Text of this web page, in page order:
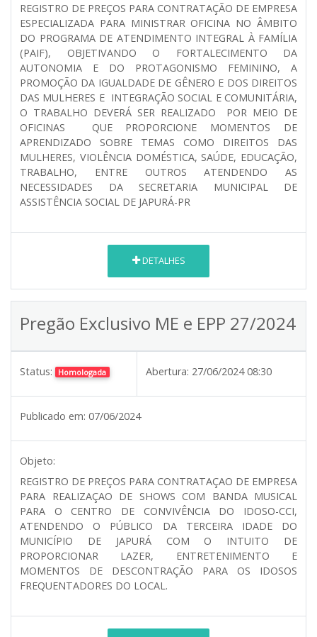
REGISTRO DE PREÇOS PARA CONTRATAÇÃO DE EMPRESA
ESPECIALIZADA PARA MINISTRAR OFICINA NO ÂMBITO
DO PROGRAMA DE ATENDIMENTO INTEGRAL À FAMÍLIA
(PAIF), OBJETIVANDO O FORTALECIMENTO DA
AUTONOMIA E DO PROTAGONISMO FEMININO, A
PROMOÇÃO DA IGUALDADE DE GÊNERO E DOS DIREITOS
DAS MULHERES E INTEGRAÇÃO SOCIAL E COMUNITÁRIA,
O TRABALHO DEVERÁ SER REALIZADO POR MEIO DE
OFICINAS QUE PROPORCIONE MOMENTOS DE
APRENDIZADO SOBRE TEMAS COMO DIREITOS DAS
MULHERES, VIOLÊNCIA DOMÉSTICA, SAÚDE, EDUCAÇÃO,
TRABALHO, ENTRE OUTROS ATENDENDO AS
NECESSIDADES DA SECRETARIA MUNICIPAL DE
ASSISTÊNCIA SOCIAL DE JAPURÁ-PR
DETALHES
Pregão Exclusivo ME e EPP 27/2024
Status: Homologada Abertura: 27/06/2024 08:30
Publicado em: 07/06/2024
Objeto:
REGISTRO DE PREÇOS PARA CONTRATAÇAO DE EMPRESA
PARA REALIZAÇAO DE SHOWS COM BANDA MUSICAL
PARA O CENTRO DE CONVIVÊNCIA DO IDOSO-CCI,
ATENDENDO O PÚBLICO DA TERCEIRA IDADE DO
MUNICÍPIO DE JAPURÁ COM O INTUITO DE
PROPORCIONAR LAZER, ENTRETENIMENTO E
MOMENTOS DE DESCONTRAÇÃO PARA OS IDOSOS
FREQUENTADORES DO LOCAL.